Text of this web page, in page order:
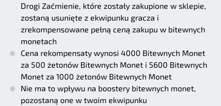
Drogi Zaćmienie, które zostały zakupione w sklepie,
zostaną usunięte z ekwipunku gracza i
zrekompensowane pełną ceną zakupu w bitewnych
monetach
Cena rekompensaty wynosi 4000 Bitewnych Monet
za 500 żetonów Bitewnych Monet i 5600 Bitewnych
Monet za 1000 żetonów Bitewnych Monet
Nie ma to wpływu na boostery bitewnych monet,
pozostaną one w twoim ekwipunku